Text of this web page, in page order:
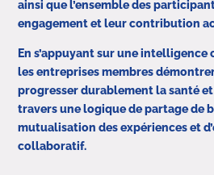
ainsi que l’ensemble des
engagement et leur contribution
En s’appuyant sur une
les entreprises membres
progresser durablement la santé
travers une logique de partage de
mutualisation des expériences et
collaboratif.